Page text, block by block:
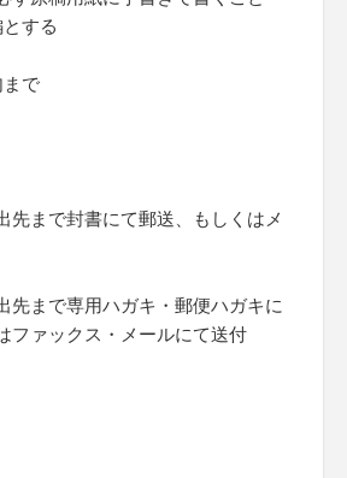
する
で
先まで封書にて郵送、もしくはメ
先まで専用ハガキ・郵便ハガキに
ファックス・メールにて送付